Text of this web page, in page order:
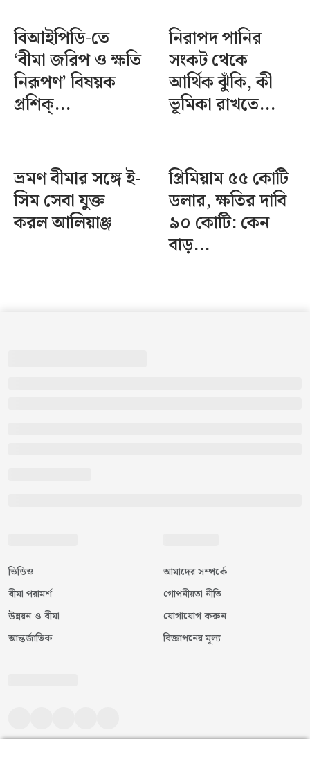
বিআইপিডি-তে
‘বীমা জরিপ ও ক্ষতি
নিরূপণ’ বিষয়ক
প্রশিক্...
নিরাপদ পানির
সংকট থেকে
আর্থিক ঝুঁকি, কী
ভূমিকা রাখতে...
ভ্রমণ বীমার সঙ্গে ই-
সিম সেবা যুক্ত
করল আলিয়াঞ্জ
প্রিমিয়াম ৫৫ কোটি
ডলার, ক্ষতির দাবি
৯০ কোটি: কেন
বাড়...
ভিডিও
বীমা পরামর্শ
উন্নয়ন ও বীমা
আন্তর্জাতিক
আমাদের সম্পর্কে
গোপনীয়তা নীতি
যোগাযোগ করুন
বিজ্ঞাপনের মূল্য